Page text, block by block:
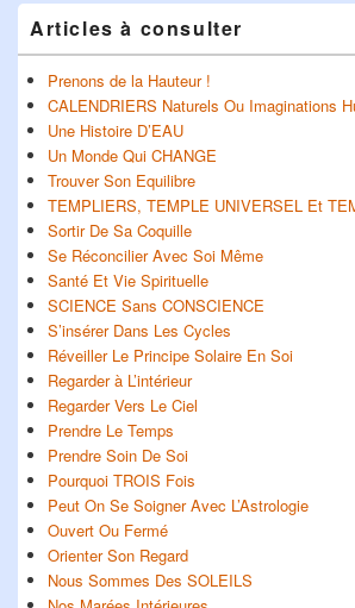
Zone
principale
de
widget
pour
barre
latérale
Articles à consulter
Prenons de la Hauteur !
CALENDRIERS Naturels Ou Imaginations
Une Histoire D’EAU
Un Monde Qui CHANGE
Trouver Son Equilibre
TEMPLIERS, TEMPLE UNIVERSEL Et
Sortir De Sa Coquille
Se Réconcilier Avec Soi Même
Santé Et Vie Spirituelle
SCIENCE Sans CONSCIENCE
S’insérer Dans Les Cycles
Réveiller Le Principe Solaire En Soi
Regarder à L’intérieur
Regarder Vers Le Ciel
Prendre Le Temps
Prendre Soin De Soi
Pourquoi TROIS Fois
Peut On Se Soigner Avec L’Astrologie
Ouvert Ou Fermé
Orienter Son Regard
Nous Sommes Des SOLEILS